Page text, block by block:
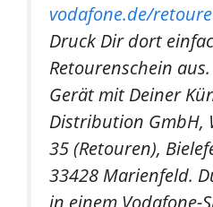
vodafone.de/retoure
Druck Dir dort
Retourenschein
Gerät mit Deiner
Distribution GmbH,
35 (Retouren),
33428 Marienfeld.
in einem Vodafone-